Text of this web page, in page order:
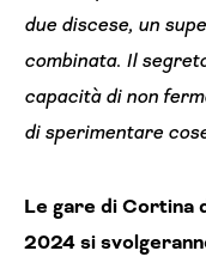
due discese, un
combinata. Il
capacità di non
di sperimentare
Le gare di Cortina
2024 si